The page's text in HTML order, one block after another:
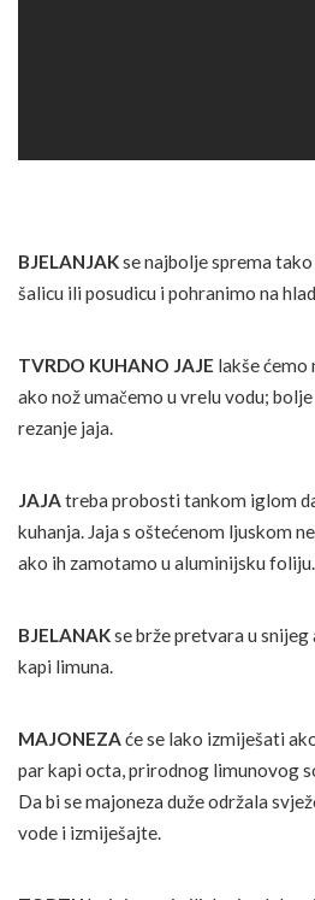
BJELANJAKse najbolje sprema
šalicu ili posudicu i pohranimo na
TVRDO KUHANO JAJE lakše ćemo
ako nož umačemo u vrelu vodu;
rezanje jaja.
JAJAtreba probosti tankom iglom
kuhanja. Jaja s oštećenom ljuskom
ako ih zamotamo u aluminijsku foliju.
BJELANAKse brže pretvara u
kapi limuna.
MAJONEZAće se lako izmiješati
par kapi octa, prirodnog limunovog
Da bi se majoneza duže održala
vode i izmiješajte.